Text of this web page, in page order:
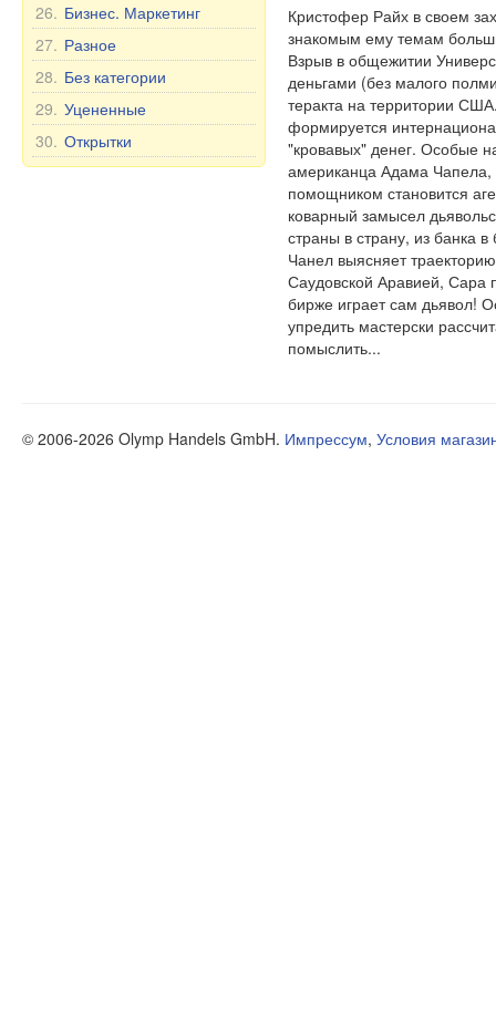
26. Бизнес. Маркетинг
27. Разное
28. Без категории
29. Уцененные
30. Открытки
Кристофер Райх в своем
знакомым ему темам
Взрыв в общежитии
деньгами (без малого
теракта на территории
формируется
"кровавых" денег. Особые
американца Адама
помощником становится
коварный замысел
страны в страну, из банка
Чанел выясняет
Саудовской Аравией, Сара
бирже играет сам дьявол!
упредить мастерски
помыслить...
© 2006-2026 Olymp Handels GmbH. Импрессум, Условия